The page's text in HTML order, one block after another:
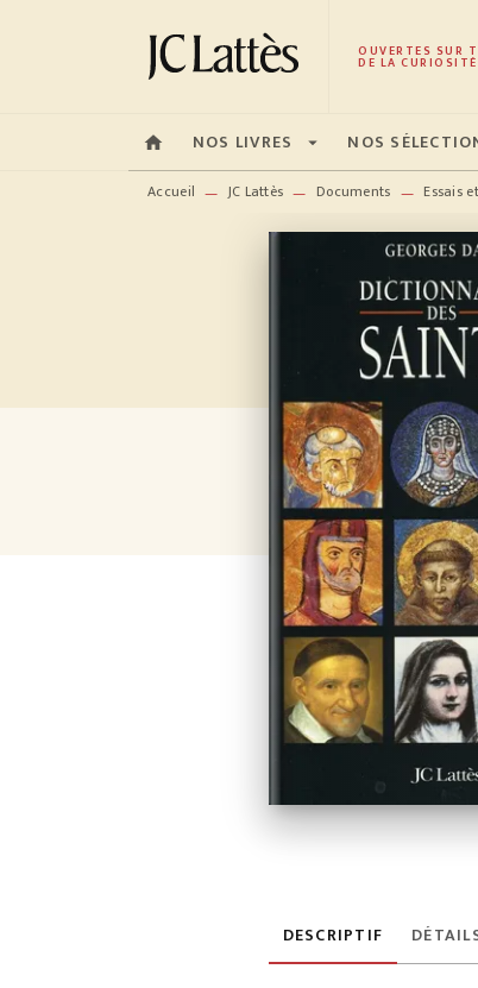
MENU RECHERCHE OUVERTES SUR
DE LA
home NOS LIVRES arrow_drop_down NOS
Accueil — JC Lattès — Documents — Essais
DESCRIPTIF